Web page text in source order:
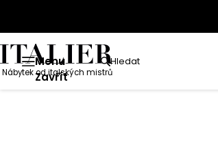
Menu
Zavřít
Hledat
Nábytek od italských mistrů